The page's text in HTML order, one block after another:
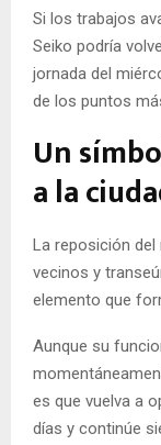
Si los trabajos
Seiko podría
jornada del
de los puntos
Un
a la
La reposición
vecinos y
elemento que
Aunque su
es que vuelva a
días y continúe